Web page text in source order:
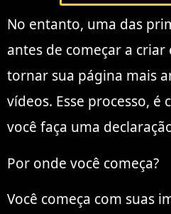
No entanto, uma das
antes de começar a
tornar sua página mais
vídeos. Esse processo, é
você faça uma
Por onde você começa?
Você começa com suas